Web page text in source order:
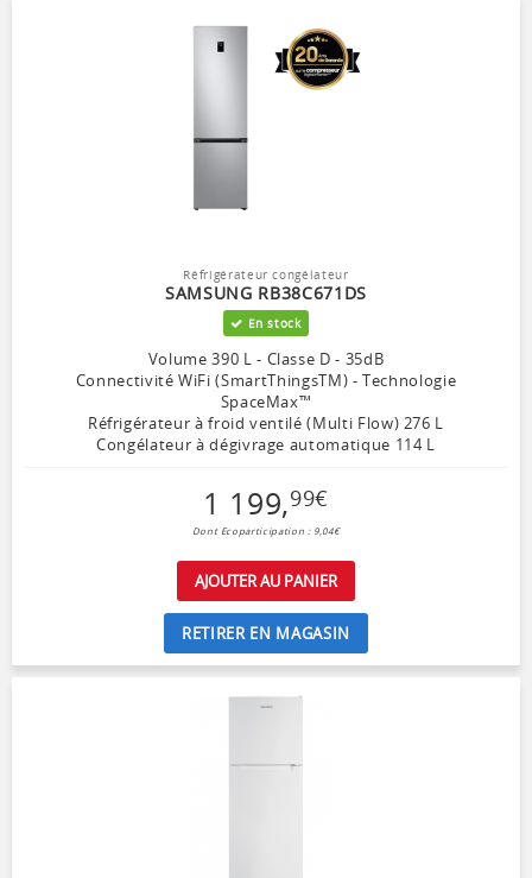
Réfrigérateur congélateur
SAMSUNG RB38C671DS
En stock
Volume 390 L - Classe D - 35dB
Connectivité WiFi (SmartThingsTM) - Technologie
SpaceMax™
Réfrigérateur à froid ventilé (Multi Flow) 276 L
Congélateur à dégivrage automatique 114 L
1 199,99€
Dont Ecoparticipation : 9,04€
AJOUTER AU PANIER
RETIRER EN MAGASIN